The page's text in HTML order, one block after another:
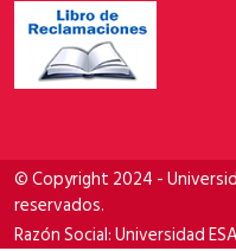
© Copyright 2024 -
reservados.
Razón Social: Universidad